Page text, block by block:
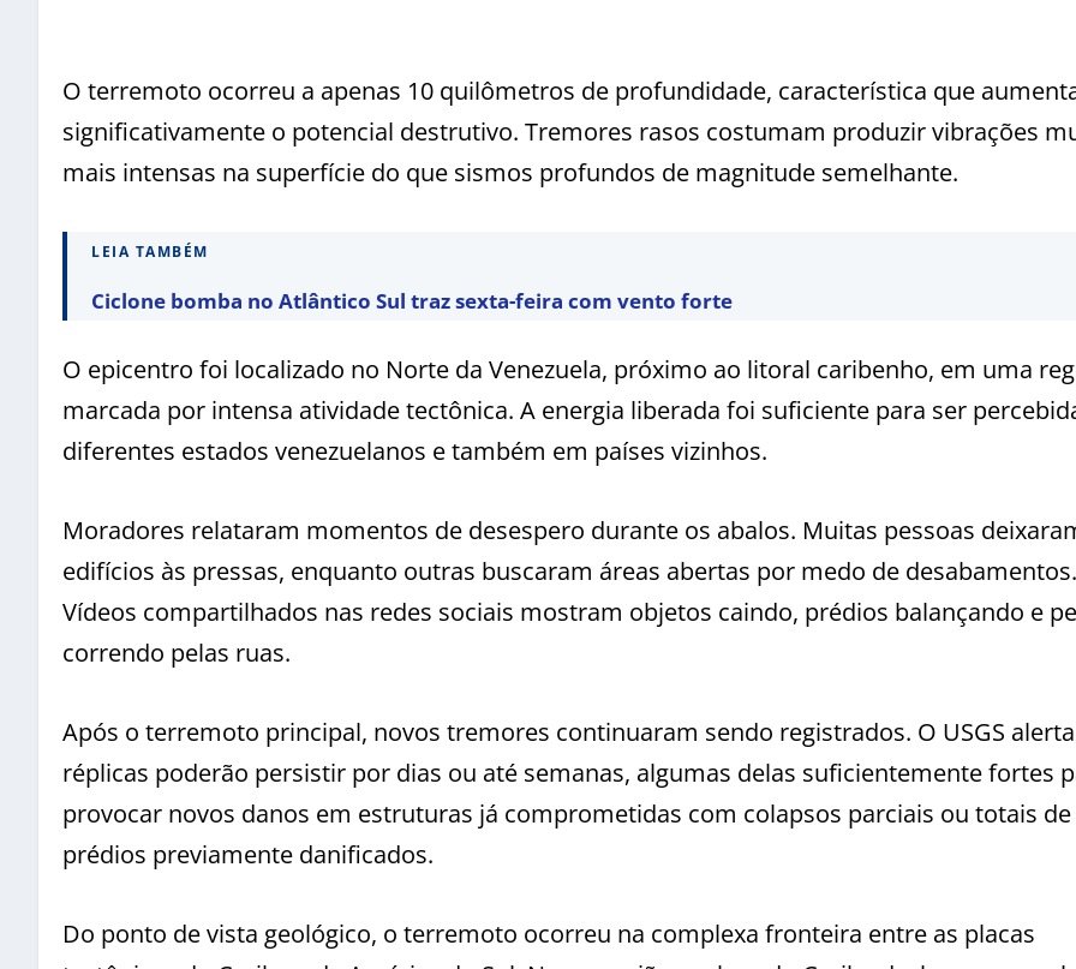
O terremoto ocorreu a apenas 10 quilômetros de profundidade, característica que
significativamente o potencial destrutivo. Tremores rasos costumam produzir vibrações
mais intensas na superfície do que sismos profundos de magnitude semelhante.
LEIA TAMBÉM
Ciclone bomba no Atlântico Sul traz sexta-feira com vento forte
O epicentro foi localizado no Norte da Venezuela, próximo ao litoral caribenho, em uma
marcada por intensa atividade tectônica. A energia liberada foi suficiente para ser
diferentes estados venezuelanos e também em países vizinhos.
Moradores relataram momentos de desespero durante os abalos. Muitas pessoas
edifícios às pressas, enquanto outras buscaram áreas abertas por medo de desabamentos.
Vídeos compartilhados nas redes sociais mostram objetos caindo, prédios balançando e
correndo pelas ruas.
Após o terremoto principal, novos tremores continuaram sendo registrados. O USGS
réplicas poderão persistir por dias ou até semanas, algumas delas suficientemente fortes
provocar novos danos em estruturas já comprometidas com colapsos parciais ou totais de
prédios previamente danificados.
Do ponto de vista geológico, o terremoto ocorreu na complexa fronteira entre as placas